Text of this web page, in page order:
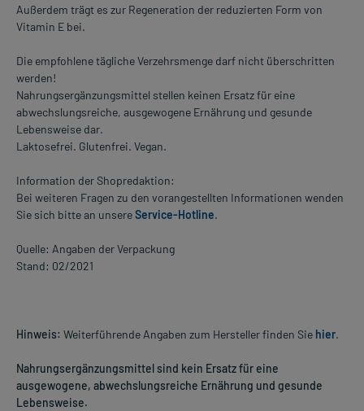
Außerdem trägt es zur Regeneration der reduzierten Form von
Vitamin E bei.
Die empfohlene tägliche Verzehrsmenge darf nicht überschritten
werden!
Nahrungsergänzungsmittel stellen keinen Ersatz für eine
abwechslungsreiche, ausgewogene Ernährung und gesunde
Lebensweise dar.
Laktosefrei. Glutenfrei. Vegan.
Information der Shopredaktion:
Bei weiteren Fragen zu den vorangestellten Informationen wenden
Sie sich bitte an unsereService-Hotline.
Quelle: Angaben der Verpackung
Stand: 02/2021
Hinweis: Weiterführende Angaben zum Hersteller finden Sie hier.
Nahrungsergänzungsmittel sind kein Ersatz für eine
ausgewogene, abwechslungsreiche Ernährung und gesunde
Lebensweise.